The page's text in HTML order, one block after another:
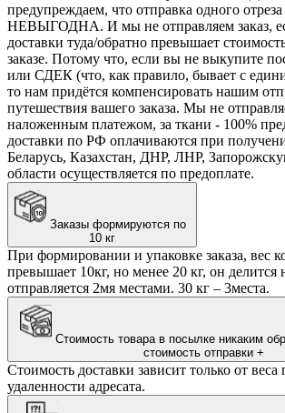
предупреждаем, что отправка одного
НЕВЫГОДНА. И мы не отправляем заказ,
доставки туда/обратно превышает
заказе. Потому что, если вы не выкупите
или СДЕК (что, как правило, бывает с
то нам придётся компенсировать нашим
путешествия вашего заказа. Мы не
наложенным платежом, за ткани - 100%
доставки по РФ оплачиваются при
Беларусь, Казахстан, ДНР, ЛНР,
области осуществляется по предоплате.
Заказы формируются по
10 кг
При формировании и упаковке заказа, вес
превышает 10кг, но менее 20 кг, он делится
отправляется 2мя местами. 30 кг – 3места.
стоимость отправки +
Стоимость доставки зависит только от
удаленности адресата.